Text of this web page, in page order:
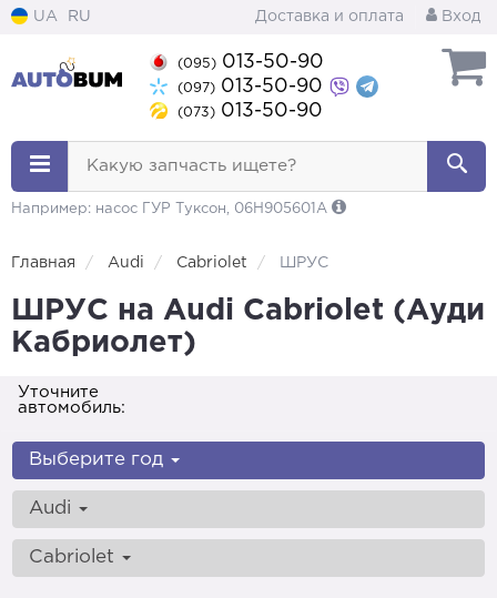
UA RU Доставка и оплата Вход
(095) 013-50-90
(097) 013-50-90
(073) 013-50-90
Какую запчасть ищете?
Например: насос ГУР Туксон, 06H905601A
Главная Audi Cabriolet ШРУС
ШРУС на Audi Cabriolet (Ауди
Кабриолет)
Уточните
автомобиль:
Выберите год
Audi
Cabriolet